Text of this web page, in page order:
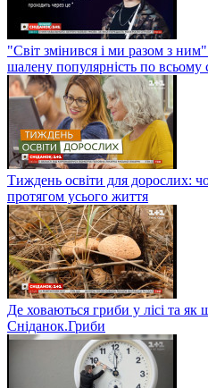
"Світ змінився і ми разом з
шалену популярність по всьому
Тиждень освіти для дорослих:
протягом усього життя
Де ховаються гриби у лісі та
Сніданок.Гриби